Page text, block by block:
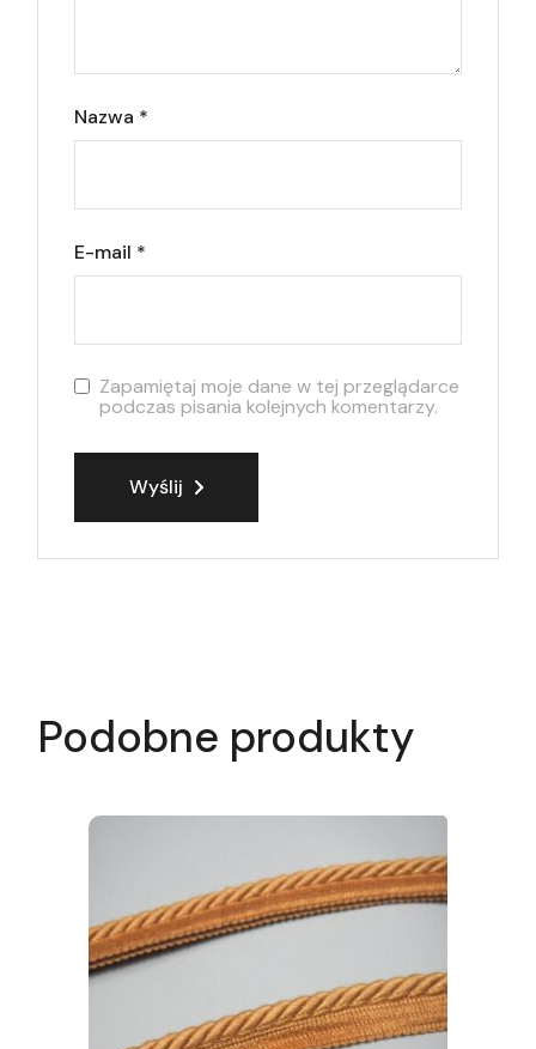
Nazwa *
E-mail *
Zapamiętaj moje dane w tej przeglądarce
podczas pisania kolejnych komentarzy.
Wyślij
Podobne produkty